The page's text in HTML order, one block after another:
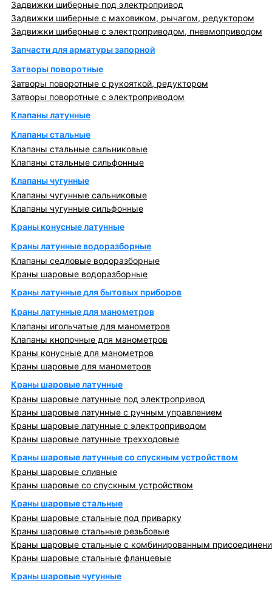
Задвижки шиберные под электропривод
Задвижки шиберные с маховиком, рычагом, редуктором
Задвижки шиберные с электроприводом, пневмоприводом
Запчасти для арматуры запорной
Затворы поворотные
Затворы поворотные с рукояткой, редуктором
Затворы поворотные с электроприводом
Клапаны латунные
Клапаны стальные
Клапаны стальные сальниковые
Клапаны стальные сильфонные
Клапаны чугунные
Клапаны чугунные сальниковые
Клапаны чугунные сильфонные
Краны конусные латунные
Краны латунные водоразборные
Клапаны седловые водоразборные
Краны шаровые водоразборные
Краны латунные для бытовых приборов
Краны латунные для манометров
Клапаны игольчатые для манометров
Клапаны кнопочные для манометров
Краны конусные для манометров
Краны шаровые для манометров
Краны шаровые латунные
Краны шаровые латунные под электропривод
Краны шаровые латунные с ручным управлением
Краны шаровые латунные с электроприводом
Краны шаровые латунные трехходовые
Краны шаровые латунные со спускным устройством
Краны шаровые сливные
Краны шаровые со спускным устройством
Краны шаровые стальные
Краны шаровые стальные под приварку
Краны шаровые стальные резьбовые
Краны шаровые стальные с комбинированным
Краны шаровые стальные фланцевые
Краны шаровые чугунные